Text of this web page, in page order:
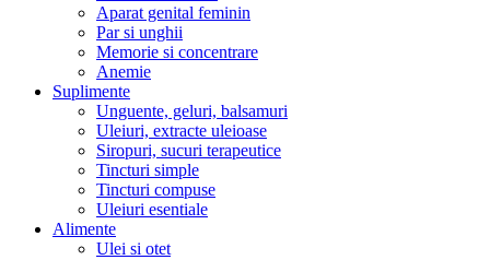
Aparat genital feminin
Par si unghii
Memorie si concentrare
Anemie
Suplimente
Unguente, geluri, balsamuri
Uleiuri, extracte uleioase
Siropuri, sucuri terapeutice
Tincturi simple
Tincturi compuse
Uleiuri esentiale
Alimente
Ulei si otet